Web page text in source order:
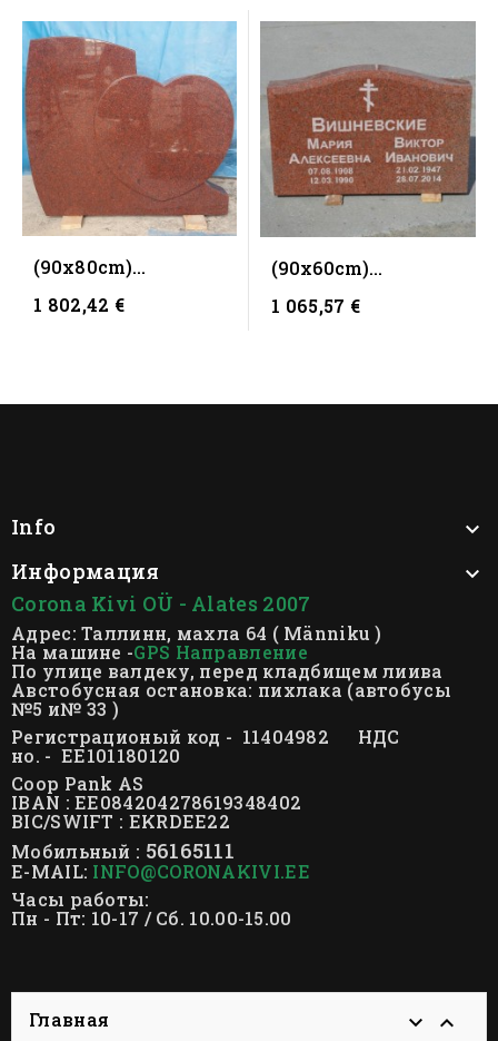
(90x80cm)
Сердце
1 802,42 €
(90x60cm)
Red
1 065,57 €
Info

Информация

Corona Kivi OÜ - Alates 2007
Адрес: Таллинн, махла 64 ( Männiku )
На машине -GPS Направление
По улице валдеку, перед кладбищем лиива
Австобусная остановка: пихлака (автобусы
№5 и№ 33 )
Регистрационый код - 11404982 НДС
но. - EE101180120
Coop Pank AS
IBAN : EE084204278619348402
BIC/SWIFT : EKRDEE22
Мобильный : 56165111
E-MAIL: INFO@CORONAKIVI.EE
Часы работы:
Пн - Пт: 10-17 / Сб. 10.00-15.00
Главная  